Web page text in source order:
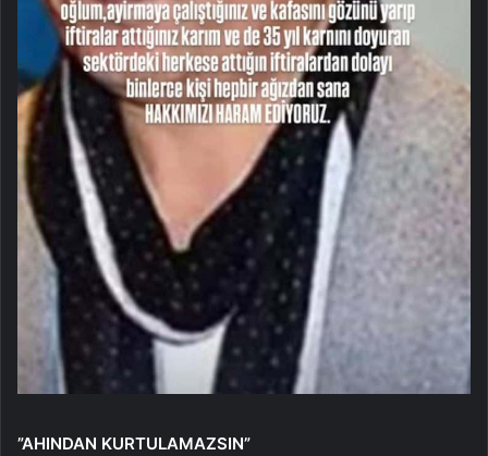
”AHINDAN KURTULAMAZSIN”